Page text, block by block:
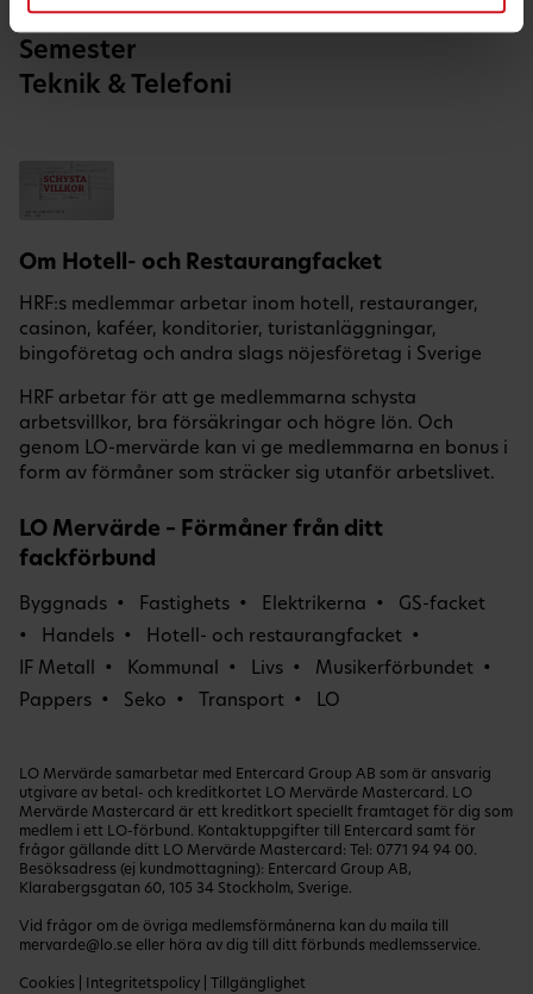
Nöje
Semester
Teknik & Telefoni
Om Hotell- och Restaurangfacket
HRF:s medlemmar arbetar inom hotell, restauranger,
casinon, kaféer, konditorier, turistanläggningar,
bingoföretag och andra slags nöjesföretag i Sverige
HRF arbetar för att ge medlemmarna schysta
arbetsvillkor, bra försäkringar och högre lön. Och
genom LO-mervärde kan vi ge medlemmarna en bonus i
form av förmåner som sträcker sig utanför arbetslivet.
LO Mervärde – Förmåner från ditt
fackförbund
Byggnads Fastighets Elektrikerna
GS-facket
Handels
Hotell- och restaurangfacket
IF Metall
Kommunal Livs
Musikerförbundet
Pappers
Seko Transport LO
LO Mervärde samarbetar med Entercard Group AB som är ansvarig
utgivare av betal- och kreditkortet LO Mervärde Mastercard. LO
Mervärde Mastercard är ett kreditkort speciellt framtaget för dig som
medlem i ett LO-förbund. Kontaktuppgifter till Entercard samt för
frågor gällande ditt LO Mervärde Mastercard: Tel: 0771 94 94 00.
Besöksadress (ej kundmottagning): Entercard Group AB,
Klarabergsgatan 60, 105 34 Stockholm, Sverige.
Vid frågor om de övriga medlemsförmånerna kan du maila till
mervarde@lo.se eller höra av dig till ditt förbunds medlemsservice.
Cookies Integritetspolicy Tillgänglighet